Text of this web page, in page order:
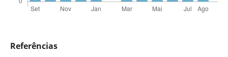
Referências